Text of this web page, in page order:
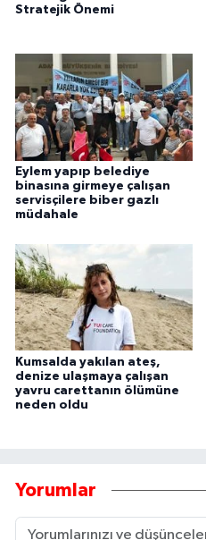
Stratejik Önemi
Eylem yapıp belediye
binasına girmeye çalışan
servisçilere biber gazlı
müdahale
Kumsalda yakılan ateş,
denize ulaşmaya çalışan
yavru carettanın ölümüne
neden oldu
Yorumlar